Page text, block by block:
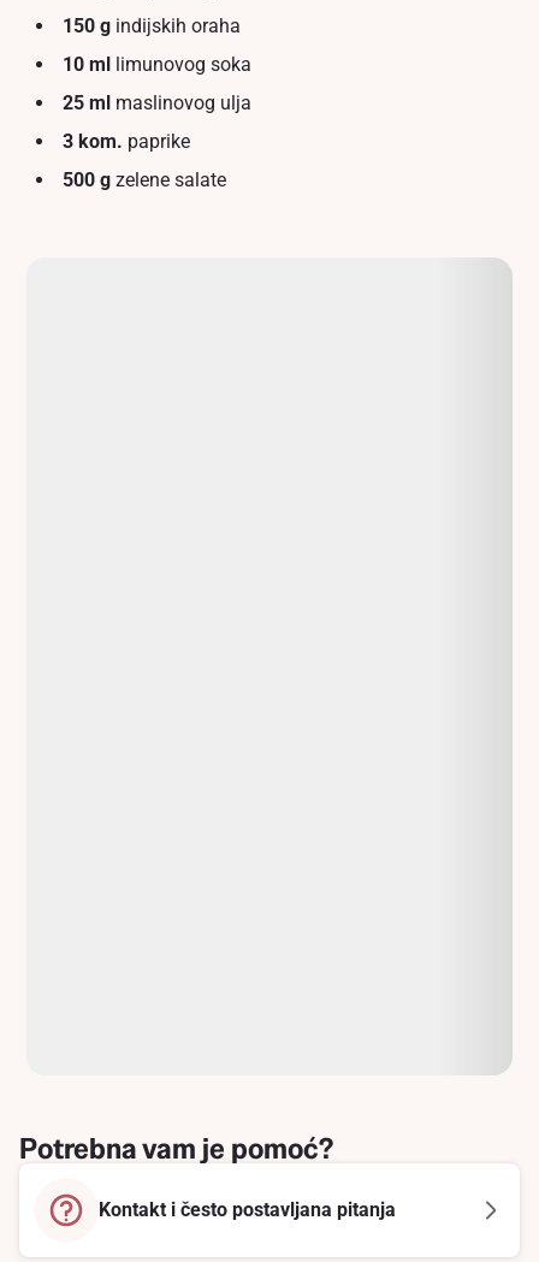
150 g indiјskih oraha
10 ml limunovog soka
25 ml maslinovog ulja
3 kom. paprike
500 g zelene salate
Potrebna vam je pomoć?
Kontakt i često postavljana pitanja